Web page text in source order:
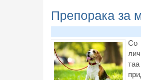
Препорака за
Со